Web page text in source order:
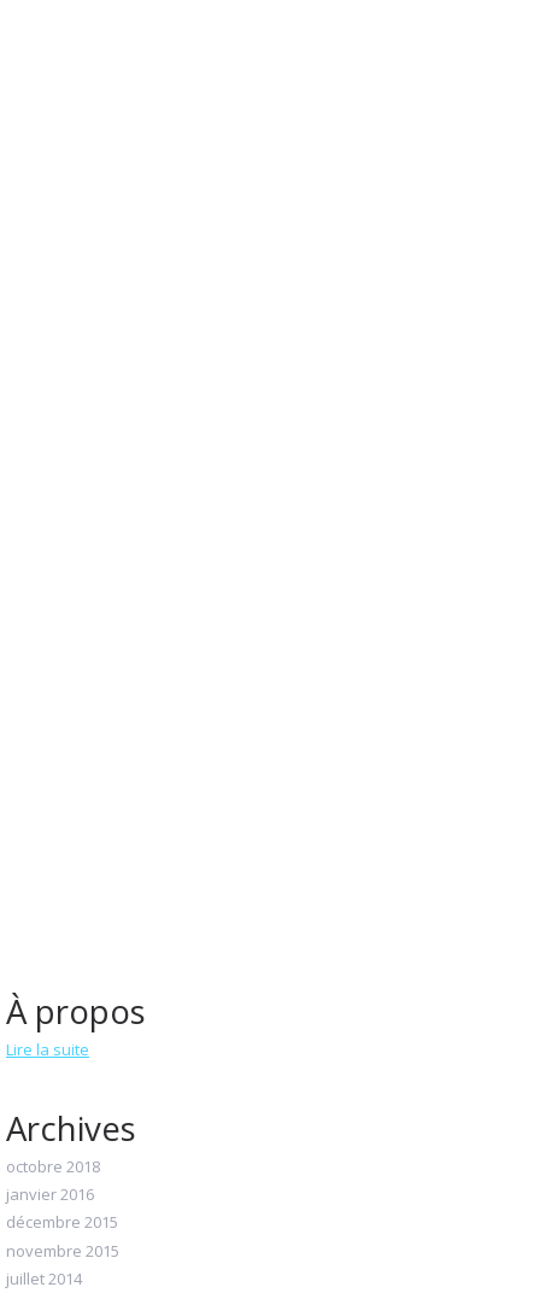
À propos
Lire la suite
Archives
octobre 2018
janvier 2016
décembre 2015
novembre 2015
juillet 2014